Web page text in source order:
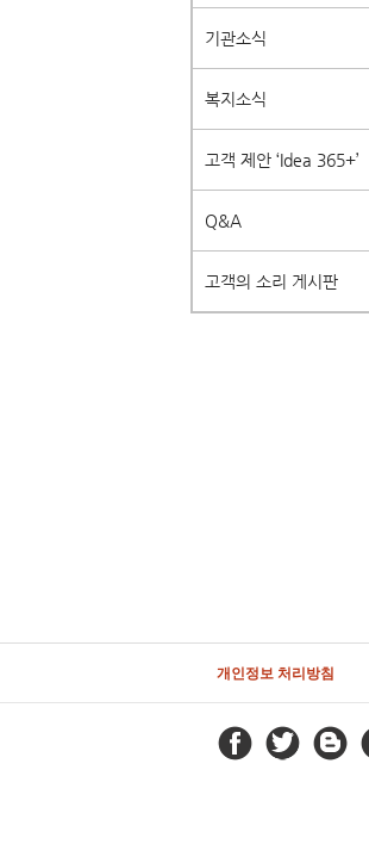
기관소식
복지소식
고객 제안 ‘Idea 365+’
Q&A
고객의 소리 게시판
개인정보 처리방침